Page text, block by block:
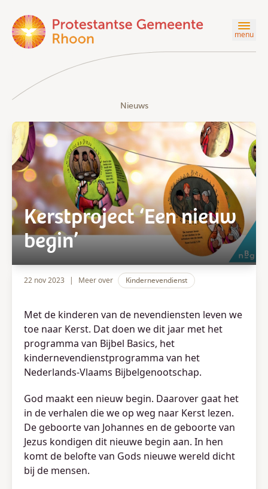
menu
Nieuws
Kerstproject ‘Een nieuw
begin’
22 nov 2023 | Meer over Kindernevendienst
Met de kinderen van de nevendiensten leven we
toe naar Kerst. Dat doen we dit jaar met het
programma van Bijbel Basics, het
kindernevendienstprogramma van het
Nederlands-Vlaams Bijbelgenootschap.
God maakt een nieuw begin. Daarover gaat het
in de verhalen die we op weg naar Kerst lezen.
De geboorte van Johannes en de geboorte van
Jezus kondigen dit nieuwe begin aan. In hen
komt de belofte van Gods nieuwe wereld dicht
bij de mensen.